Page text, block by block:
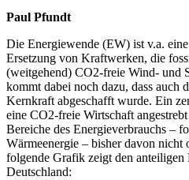
Paul Pfundt
Die Energiewende (EW) ist v.a.
Ersetzung von Kraftwerken, die
(weitgehend) CO2-freie Wind- und
kommt dabei noch dazu, dass auch
Kernkraft abgeschafft wurde. Ein
eine CO2-freie Wirtschaft
Bereiche des Energieverbrauchs –
Wärmeenergie – bisher davon
folgende Grafik zeigt den anteiligen
Deutschland: